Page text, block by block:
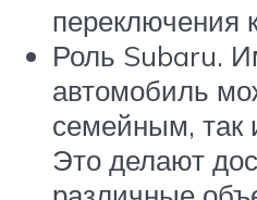
переключения
Роль Subaru.
автомобиль
семейным, так
Это делают